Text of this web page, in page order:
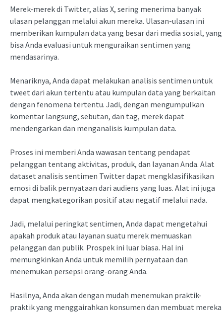
Merek-merek di Twitter, alias X, sering menerima banyak
ulasan pelanggan melalui akun mereka. Ulasan-ulasan ini
memberikan kumpulan data yang besar dari media sosial, yang
bisa Anda evaluasi untuk menguraikan sentimen yang
mendasarinya.
Menariknya, Anda dapat melakukan analisis sentimen untuk
tweet dari akun tertentu atau kumpulan data yang berkaitan
dengan fenomena tertentu. Jadi, dengan mengumpulkan
komentar langsung, sebutan, dan tag, merek dapat
mendengarkan dan menganalisis kumpulan data.
Proses ini memberi Anda wawasan tentang pendapat
pelanggan tentang aktivitas, produk, dan layanan Anda. Alat
dataset analisis sentimen Twitter dapat mengklasifikasikan
emosi di balik pernyataan dari audiens yang luas. Alat ini juga
dapat mengkategorikan positif atau negatif melalui nada.
Jadi, melalui peringkat sentimen, Anda dapat mengetahui
apakah produk atau layanan suatu merek memuaskan
pelanggan dan publik. Prospek ini luar biasa. Hal ini
memungkinkan Anda untuk memilih pernyataan dan
menemukan persepsi orang-orang Anda.
Hasilnya, Anda akan dengan mudah menemukan praktik-
praktik yang menggairahkan konsumen dan membuat mereka